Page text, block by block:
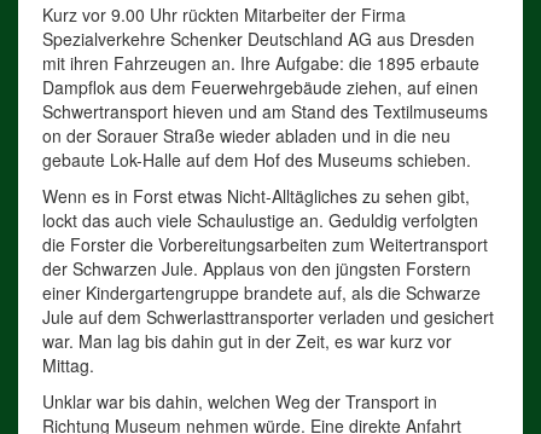
Kurz vor 9.00 Uhr rückten Mitarbeiter der Firma
Spezialverkehre Schenker Deutschland AG aus Dresden
mit ihren Fahrzeugen an. Ihre Aufgabe: die 1895 erbaute
Dampflok aus dem Feuerwehrgebäude ziehen, auf einen
Schwertransport hieven und am Stand des Textilmuseums
on der Sorauer Straße wieder abladen und in die neu
gebaute Lok-Halle auf dem Hof des Museums schieben.
Wenn es in Forst etwas Nicht-Alltägliches zu sehen gibt,
lockt das auch viele Schaulustige an. Geduldig verfolgten
die Forster die Vorbereitungsarbeiten zum Weitertransport
der Schwarzen Jule. Applaus von den jüngsten Forstern
einer Kindergartengruppe brandete auf, als die Schwarze
Jule auf dem Schwerlasttransporter verladen und gesichert
war. Man lag bis dahin gut in der Zeit, es war kurz vor
Mittag.
Unklar war bis dahin, welchen Weg der Transport in
Richtung Museum nehmen würde. Eine direkte Anfahrt